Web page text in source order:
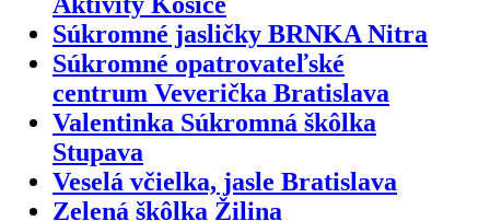
Súkromné jasličky BRNKA Nitra
Súkromné opatrovateľské
centrum Veverička Bratislava
Valentinka Súkromná škôlka
Stupava
Veselá včielka, jasle Bratislava
Zelená škôlka Žilina